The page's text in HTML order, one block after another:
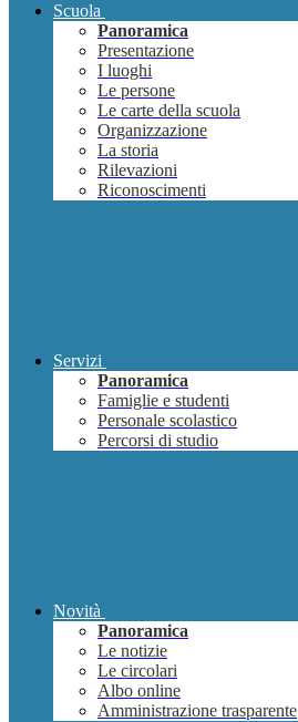
Scuola
Panoramica
Presentazione
I luoghi
Le persone
Le carte della scuola
Organizzazione
La storia
Rilevazioni
Riconoscimenti
Servizi
Panoramica
Famiglie e studenti
Personale scolastico
Percorsi di studio
Novità
Panoramica
Le notizie
Le circolari
Albo online
Amministrazione trasparente